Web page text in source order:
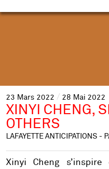
23 Mars 2022 28 Mai 2022
XINYI CHENG,
OTHERS
LAFAYETTE ANTICIPATIONS -
Xinyi Cheng